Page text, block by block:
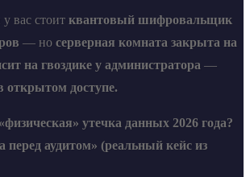
вас стоит квантовый шифровальщик
— но серверная комната закрыта на
на гвоздике у администратора —
открытом доступе.
утечка данных 2026 года?
перед аудитом» (реальный кейс из